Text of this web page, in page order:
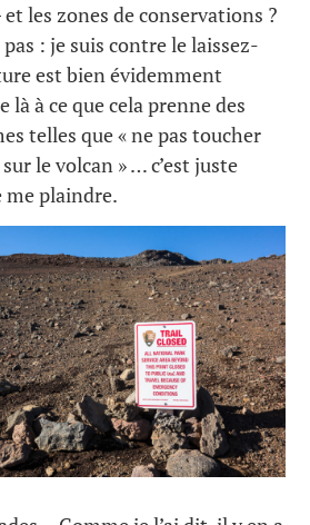
les zones de conservations ?
: je suis contre le laissez-
est bien évidemment
là à ce que cela prenne des
telles que « ne pas toucher
le volcan » … c’est juste
me plaindre.